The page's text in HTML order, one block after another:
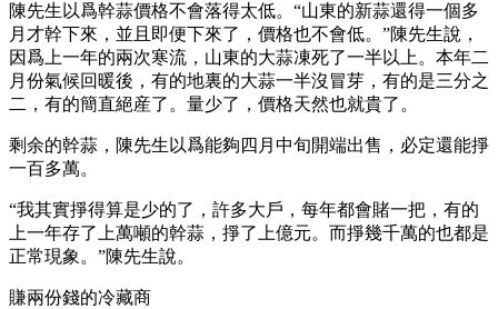
陳先生以爲幹蒜價格不會落得太低。“山東的新蒜還得一個多
月才幹下來，並且即便下來了，價格也不會低。”陳先生說，
因爲上一年的兩次寒流，山東的大蒜凍死了一半以上。本年二
月份氣候回暖後，有的地裏的大蒜一半沒冒芽，有的是三分之
二，有的簡直絕産了。量少了，價格天然也就貴了。
剩余的幹蒜，陳先生以爲能夠四月中旬開端出售，必定還能掙
一百多萬。
“我其實掙得算是少的了，許多大戶，每年都會賭一把，有的
上一年存了上萬噸的幹蒜，掙了上億元。而掙幾千萬的也都是
正常現象。”陳先生說。
賺兩份錢的冷藏商